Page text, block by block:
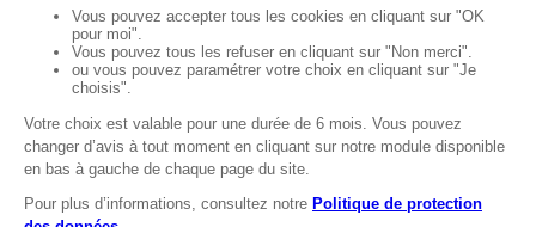
MENTIONS
Mentions légales
Protection des données
LignÉthique